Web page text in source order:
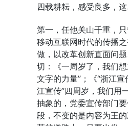
四载耕耘，感受良多，
第一，任他关山千重，
移动互联网时代的传播
做，以改革创新直面问
切：《一周岁了，我们
文字的力量”；《“浙江
江宣传”四周岁，我们用
抽象的，党委宣传部门
段，不变的是内容为王